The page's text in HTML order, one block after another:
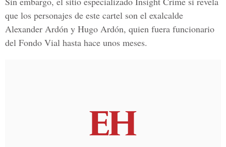
que los personajes de este cartel son el exalcalde
Alexander Ardón y Hugo Ardón, quien fuera funcionario
del Fondo Vial hasta hace unos meses.